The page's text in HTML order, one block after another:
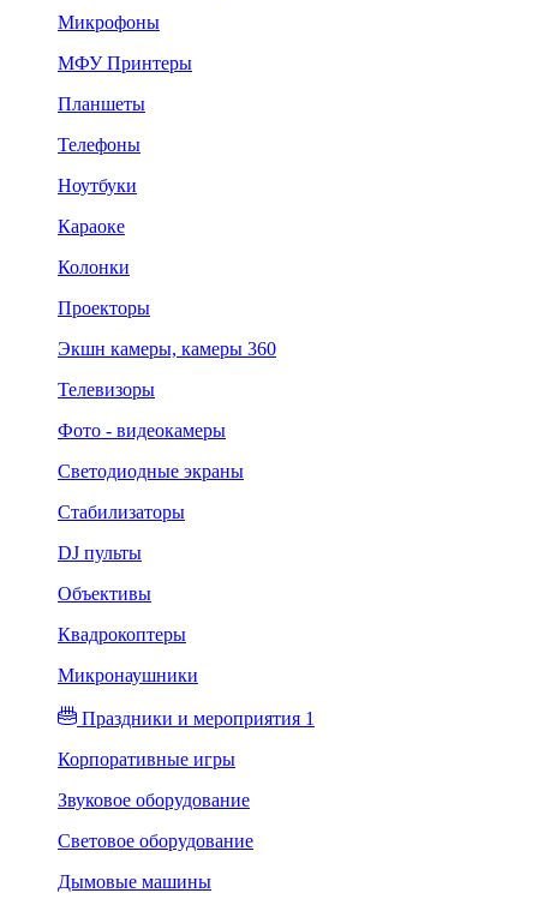
Микрофоны
МФУ Принтеры
Планшеты
Телефоны
Ноутбуки
Караоке
Колонки
Проекторы
Экшн камеры, камеры 360
Телевизоры
Фото - видеокамеры
Светодиодные экраны
Стабилизаторы
DJ пульты
Объективы
Квадрокоптеры
Микронаушники
Праздники и мероприятия 1
Корпоративные игры
Звуковое оборудование
Световое оборудование
Дымовые машины